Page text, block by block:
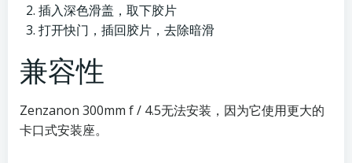
插入深色滑盖，取下胶片
打开快门，插回胶片，去除暗滑
兼容性
Zenzanon 300mm f / 4.5无法安装，因为它使用更大的
卡口式安装座。